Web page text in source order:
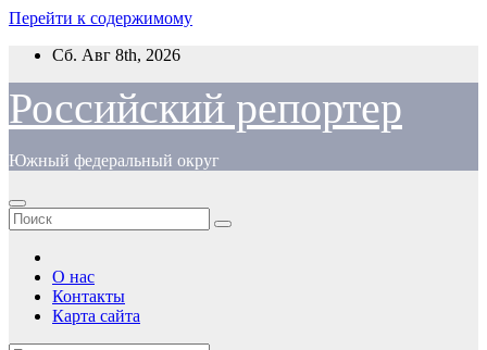
Перейти к содержимому
Сб. Авг 8th, 2026
Российский репортер
Южный федеральный округ
О нас
Контакты
Карта сайта